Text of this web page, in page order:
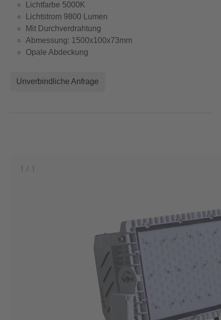
Lichtfarbe 5000K
Lichtstrom 9800 Lumen
Mit Durchverdrahtung
Abmessung: 1500x100x73mm
Opale Abdeckung
Unverbindliche Anfrage
1 / 1